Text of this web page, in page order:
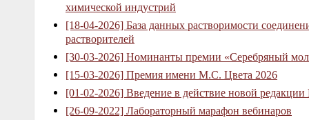
химической индустрий
[18-04-2026] База данных растворимости
растворителей
[30-03-2026] Номинанты премии «Серебряный
[15-03-2026] Премия имени М.С. Цвета 2026
[01-02-2026] Введение в действие новой
[26-09-2022] Лабораторный марафон вебинаров